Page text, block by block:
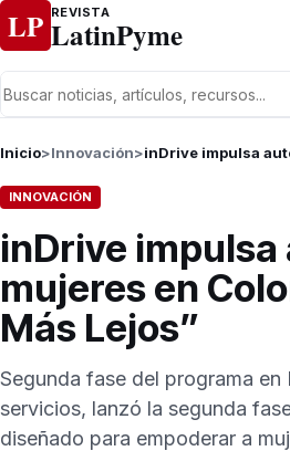
Ir al contenido
LP REVISTA
LatinPyme
Inicio>Innovación>inDrive impulsa
INNOVACIÓN
inDrive
mujeres en
Más Lejos”
Segunda fase del programa
servicios, lanzó la segunda
diseñado para empoderar a